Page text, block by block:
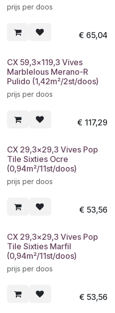
prijs per doos
€ 65,04
CX 59,3x119,3 Vives
Marblelous Merano-R
Pulido (1,42m²/2st/doos)
prijs per doos
€ 117,29
CX 29,3x29,3 Vives Pop
Tile Sixties Ocre
(0,94m²/11st/doos)
prijs per doos
€ 53,56
CX 29,3x29,3 Vives Pop
Tile Sixties Marfil
(0,94m²/11st/doos)
prijs per doos
€ 53,56